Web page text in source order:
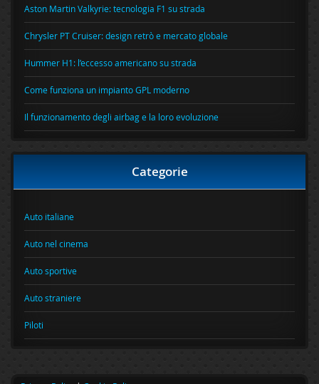
Aston Martin Valkyrie: tecnologia F1 su strada
Chrysler PT Cruiser: design retrò e mercato globale
Hummer H1: l’eccesso americano su strada
Come funziona un impianto GPL moderno
Il funzionamento degli airbag e la loro evoluzione
Categorie
Auto italiane
Auto nel cinema
Auto sportive
Auto straniere
Piloti